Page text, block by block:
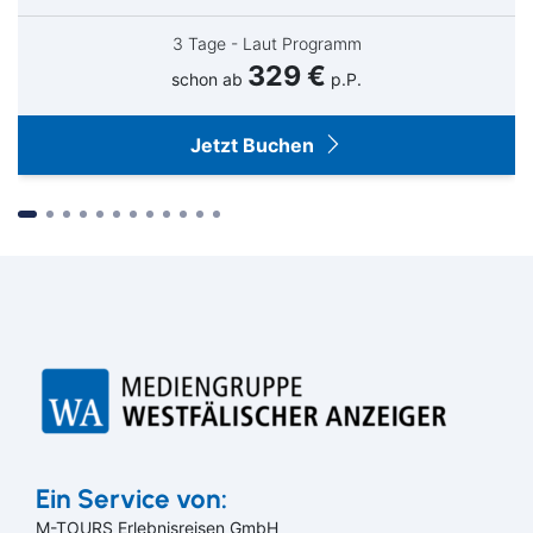
Suchen & Buchen
3 Tage - Laut Programm
schon ab 329 € p.P.
Jetzt Buchen
Ein Service von:
M-TOURS Erlebnisreisen GmbH